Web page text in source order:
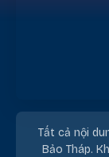
Tất cả nội
Bảo Tháp.